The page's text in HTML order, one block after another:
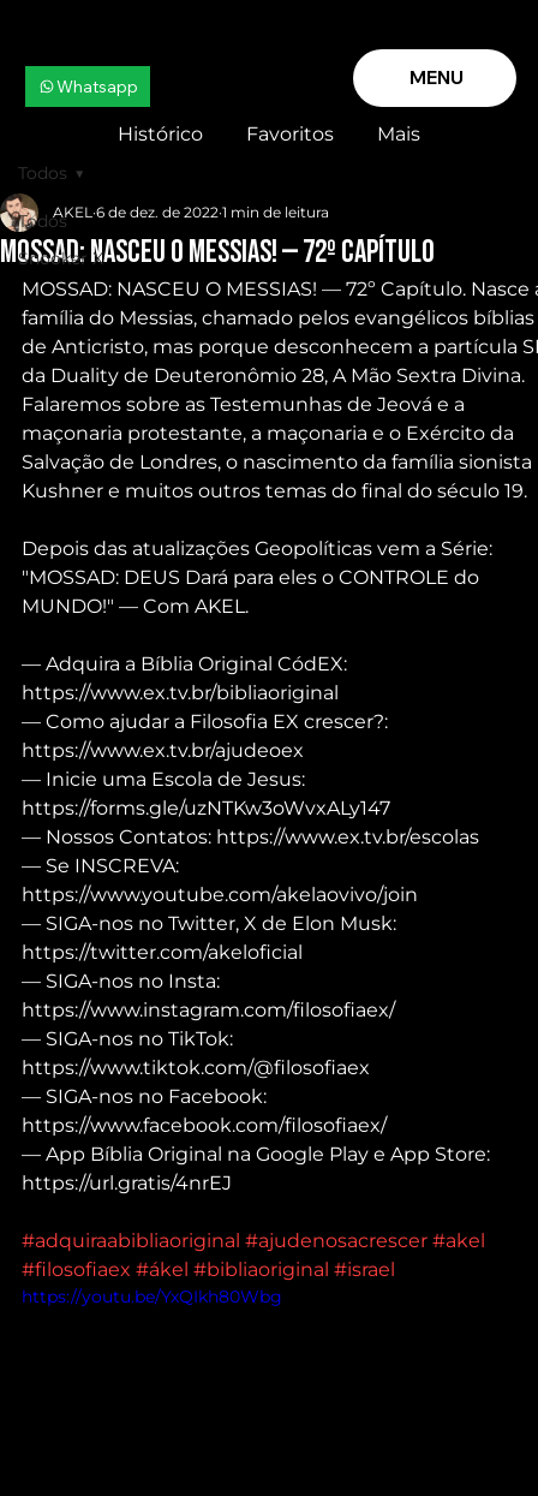
MENU
Whatsapp
Histórico Favoritos Mais
Todos
Snooker X
Todos
MOSSAD: NASCEU O MESSIAS! — 72º Capítulo
AKEL 6 de dez. de 2022 1 min de leitura
MOSSAD: NASCEU O MESSIAS! — 72º Capítulo. Nasce
família do Messias, chamado pelos evangélicos bíblias
de Anticristo, mas porque desconhecem a partícula
da Duality de Deuteronômio 28, A Mão Sextra Divina.
Falaremos sobre as Testemunhas de Jeová e a
maçonaria protestante, a maçonaria e o Exército da
Salvação de Londres, o nascimento da família sionista
Kushner e muitos outros temas do final do século 19.
Depois das atualizações Geopolíticas vem a Série:
"MOSSAD: DEUS Dará para eles o CONTROLE do
MUNDO!" — Com AKEL.
— Adquira a Bíblia Original CódEX:
https://www.ex.tv.br/bibliaoriginal
— Como ajudar a Filosofia EX crescer?:
https://www.ex.tv.br/ajudeoex
— Inicie uma Escola de Jesus:
https://forms.gle/uzNTKw3oWvxALy147
— Nossos Contatos: https://www.ex.tv.br/escolas
— Se INSCREVA:
https://www.youtube.com/akelaovivo/join
— SIGA-nos no Twitter, X de Elon Musk:
https://twitter.com/akeloficial
— SIGA-nos no Insta:
https://www.instagram.com/filosofiaex/
— SIGA-nos no TikTok:
https://www.tiktok.com/@filosofiaex
— SIGA-nos no Facebook:
https://www.facebook.com/filosofiaex/
— App Bíblia Original na Google Play e App Store:
https://url.gratis/4nrEJ
#adquiraabibliaoriginal #ajudenosacrescer #akel
#filosofiaex #ákel #bibliaoriginal #israel
https://youtu.be/YxQIkh80Wbg